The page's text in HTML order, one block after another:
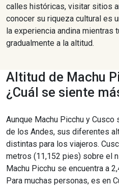
calles históricas, visitar sitios
conocer su riqueza cultural es
la experiencia andina mientras
gradualmente a la altitud.
Altitud de Machu
¿Cuál se siente
Aunque Machu Picchu y
de los Andes, sus diferentes
distintas para los viajeros.
metros (11,152 pies) sobre el
Machu Picchu se encuentra a
Para muchas personas, es en